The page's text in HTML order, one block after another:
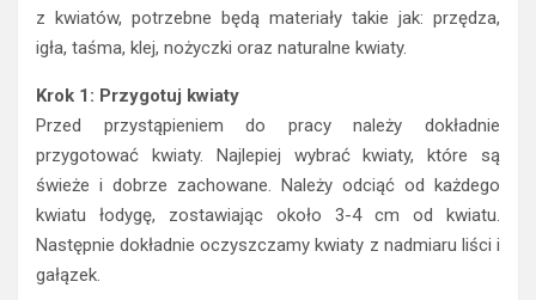
z kwiatów, potrzebne będą materiały takie jak: przędza,
igła, taśma, klej, nożyczki oraz naturalne kwiaty.
Krok 1: Przygotuj kwiaty
Przed przystąpieniem do pracy należy dokładnie
przygotować kwiaty. Najlepiej wybrać kwiaty, które są
świeże i dobrze zachowane. Należy odciąć od każdego
kwiatu łodygę, zostawiając około 3-4 cm od kwiatu.
Następnie dokładnie oczyszczamy kwiaty z nadmiaru liści i
gałązek.